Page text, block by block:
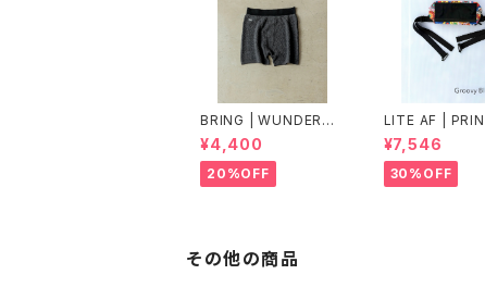
BRING | WUNDERW
EAR "ONE" 50/50
¥4,400
20%OFF
LITE AF |
DYNEEMA
WEIGHT
K
¥7,546
30%OFF
その他の商品